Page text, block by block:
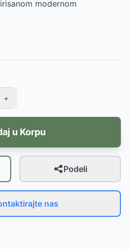
modernom
+
u Korpu
Podeli
nas